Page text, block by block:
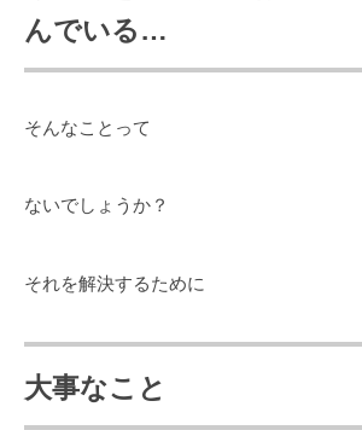
んでいる…
そんなことって
ないでしょうか？
それを解決するために
大事なこと